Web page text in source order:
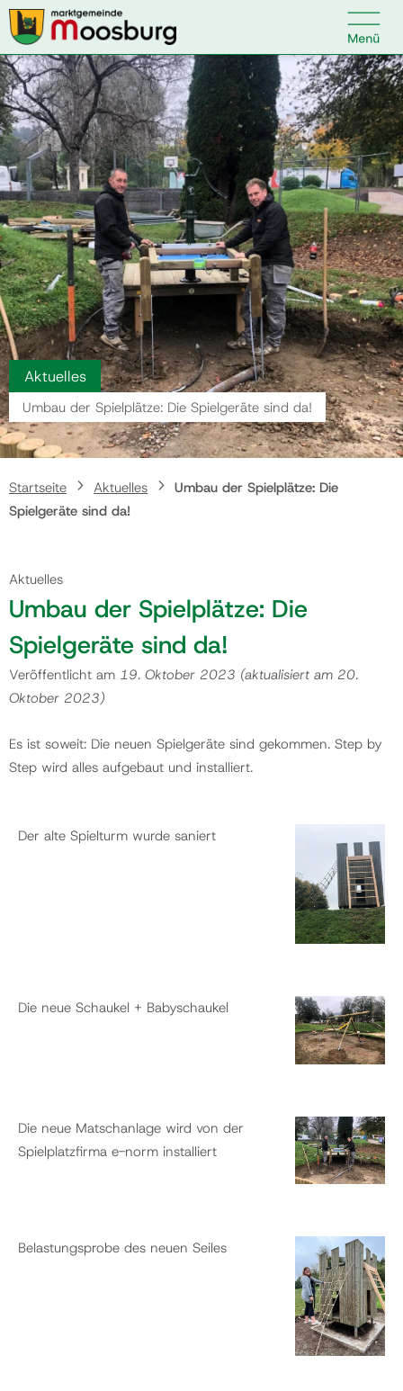
Kontakt 
Suche nach:
Startseite
Kundenservice
Ihr Anliegen
Veranstaltungen
Politik
Gemeinde
Kontakt
Aktuelles
Umbau der Spielplätze: Die Spielgeräte sind da!
Startseite Aktuelles
Umbau der Spielplätze: Die
Spielgeräte sind da!
Aktuelles
Umbau der Spielplätze: Die
Spielgeräte sind da!
Veröffentlicht am 19. Oktober 2023 (aktualisiert am 20.
Oktober 2023)
Es ist soweit: Die neuen Spielgeräte sind gekommen. Step by
Step wird alles aufgebaut und installiert.
Der alte Spielturm wurde saniert
Die neue Schaukel + Babyschaukel
Die neue Matschanlage wird von der
Spielplatzfirma e-norm installiert
Belastungsprobe des neuen Seiles